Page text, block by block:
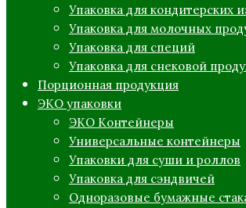
Упаковка для кондитерских
Упаковка для молочных
Упаковка для специй
Упаковка для снековой
Порционная продукция
ЭКО упаковки
ЭКО Контейнеры
Универсальные контейнеры
Упаковки для суши и роллов
Упаковка для сэндвичей
Одноразовые бумажные